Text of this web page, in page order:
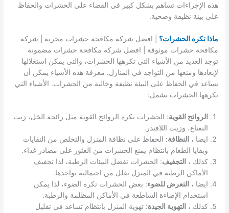
هذه الإجراءات تساهم بشكل كبير في القضاء على الحشرات والحفاظ
على بيئة نظيفة وصحية.
ماذا تكره الحشرات؟ | افضل شركة مكافحة حشرات مجربة | شركة
مكافحة حشرات موثوقة | افضل شركة مكافحة حشرات مضمونة
توجد العديد من الأشياء التي تكرهها الحشرات، والتي يمكن استغلالها
لإبعادها ومنعها من التواجد في المنازل. معرفة هذه الأشياء يمكن أن
يساعد في الحفاظ على البيئة نظيفة وخالية من الحشرات. الأشياء التي
تكرهها الحشرات تشمل:
الروائح القوية: الحشرات تكره الروائح القوية مثل رائحة الخل، زيت
النعناع، وزيت اللافندر.
ايضا ، النظافة: الحفاظ على نظافة المنزل والتخلص من النفايات
وبقايا الطعام بانتظام يمنع الحشرات من العثور على مصادر غذاء.
كذلك ، التجفيف: الحشرات تفضل البيئات الرطبة، لذا تجفيف
الأماكن الرطبة في المنزل يقلل من احتمالية تواجدها.
ايضا ، التعرض للضوء: بعض الحشرات تكره الضوء، لذا يمكن
استخدام الإضاءة الساطعة في الأماكن المظلمة والرطبة.
كذلك ، التهوية الجيدة: تهوية المنزل بانتظام تساعد في تقليل